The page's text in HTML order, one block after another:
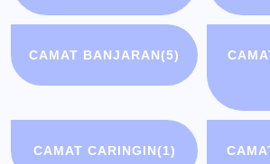
CAMAT BANJARAN(5)
CAMAT CARINGIN(1)